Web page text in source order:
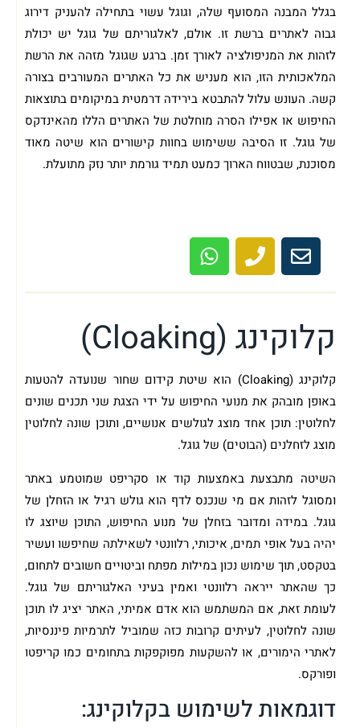
בגלל המבנה המסועף שלה, וגוגל עשוי בתחילה להעניק דירוג
גבוה לאתרים ברשת זו. אולם, לאלגוריתם של גוגל יש יכולת
לזהות את המניפולציה לאורך זמן. ברגע שגוגל מזהה את הרשת
המלאכותית הזו, הוא מעניש את כל האתרים המעורבים בצורה
קשה. העונש עלול להתבטא בירידה דרמטית במיקומים בתוצאות
החיפוש או אפילו הסרה מוחלטת של האתרים הללו מהאינדקס
של גוגל. זו הסיבה ששימוש בחוות קישורים הוא שיטה מאוד
מסוכנת, שבטווח הארוך כמעט תמיד גורמת יותר נזק מתועלת.
קלוקינג (Cloaking)
קלוקינג (Cloaking) הוא שיטת קידום שחור שנועדה להטעות
באופן מובהק את מנועי החיפוש על ידי הצגת שני תכנים שונים
לחלוטין: תוכן אחד מוצג לגולשים אנושיים, ותוכן שונה לחלוטין
מוצג לזחלנים (הבוטים) של גוגל.
השיטה מתבצעת באמצעות קוד או סקריפט שמוטמע באתר
ומסוגל לזהות אם מי שנכנס לדף הוא גולש רגיל או הזחלן של
גוגל. במידה ומדובר בזחלן של מנוע החיפוש, התוכן שיוצג לו
יהיה בעל אופי תמים, איכותי, רלוונטי לשאילתה שחיפשו ועשיר
בטקסט, תוך שימוש נכון במילות מפתח וביטויים חשובים לתחום,
כך שהאתר ייראה רלוונטי ואמין בעיני האלגוריתם של גוגל.
לעומת זאת, אם המשתמש הוא אדם אמיתי, האתר יציג לו תוכן
שונה לחלוטין, לעיתים קרובות כזה שמוביל לתרמיות פיננסיות,
לאתרי הימורים, או להשקעות מפוקפקות בתחומים כמו קריפטו
ופורקס.
דוגמאות לשימוש בקלוקינג: